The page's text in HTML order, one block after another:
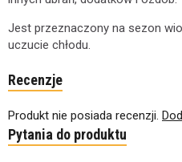
Jest przeznaczony na sezon
uczucie chłodu.
Recenzje
Produkt nie posiada recenzji.
Pytania do produktu